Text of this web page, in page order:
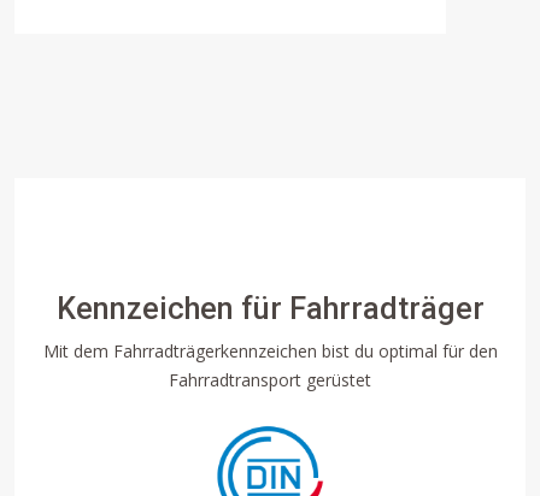
Kennzeichen für Fahrradträger
Mit dem Fahrradträgerkennzeichen bist du optimal für den
Fahrradtransport gerüstet